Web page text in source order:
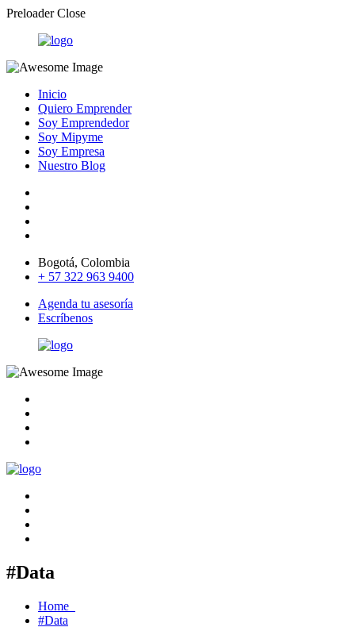
Preloader Close
Inicio
Quiero Emprender
Soy Emprendedor
Soy Mipyme
Soy Empresa
Nuestro Blog
Bogotá, Colombia
+ 57 322 963 9400
Agenda tu asesoría
Escríbenos
#Data
Home
#Data